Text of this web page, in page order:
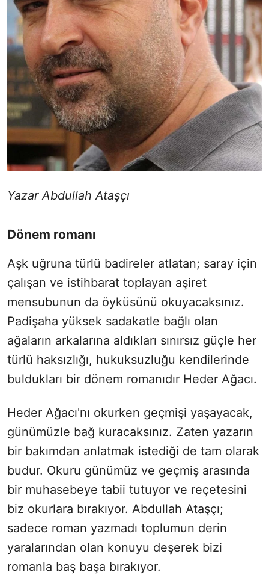
Yazar Abdullah Ataşçı
Dönem romanı
Aşk uğruna türlü badireler atlatan; saray için
çalışan ve istihbarat toplayan aşiret
mensubunun da öyküsünü okuyacaksınız.
Padişaha yüksek sadakatle bağlı olan
ağaların arkalarına aldıkları sınırsız güçle her
türlü haksızlığı, hukuksuzluğu kendilerinde
buldukları bir dönem romanıdır Heder Ağacı.
Heder Ağacı'nı okurken geçmişi yaşayacak,
günümüzle bağ kuracaksınız. Zaten yazarın
bir bakımdan anlatmak istediği de tam olarak
budur. Okuru günümüz ve geçmiş arasında
bir muhasebeye tabii tutuyor ve reçetesini
biz okurlara bırakıyor. Abdullah Ataşçı;
sadece roman yazmadı toplumun derin
yaralarından olan konuyu deşerek bizi
romanla baş başa bırakıyor.